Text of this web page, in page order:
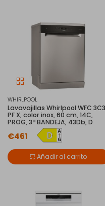
WHIRLPOOL
Lavavajillas Whirlpool WFC
PF X, color inox, 60 cm, 14C,
PROG, 3ª BANDEJA, 43Db, D
€461
Añadir al carrito